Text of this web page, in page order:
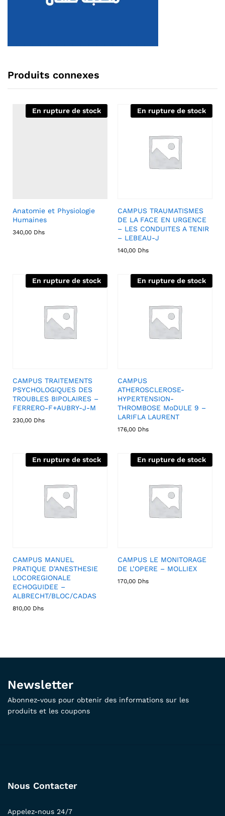
Produits connexes
En rupture de stock
Anatomie et Physiologie
Humaines
340,00 Dhs
En rupture de stock
CAMPUS TRAUMATISMES
DE LA FACE EN URGENCE
– LES CONDUITES A TENIR
– LEBEAU-J
140,00 Dhs
En rupture de stock
CAMPUS TRAITEMENTS
PSYCHOLOGIQUES DES
TROUBLES BIPOLAIRES –
FERRERO-F+AUBRY-J-M
230,00 Dhs
En rupture de stock
CAMPUS
ATHEROSCLEROSE-
HYPERTENSION-
THROMBOSE MoDULE 9 –
LARIFLA LAURENT
176,00 Dhs
En rupture de stock
CAMPUS MANUEL
PRATIQUE D’ANESTHESIE
LOCOREGIONALE
ECHOGUIDEE –
ALBRECHT/BLOC/CADAS
810,00 Dhs
En rupture de stock
CAMPUS LE MONITORAGE
DE L’OPERE – MOLLIEX
170,00 Dhs
Newsletter
Abonnez-vous pour obtenir des informations sur les
produits et les coupons
Nous Contacter
Appelez-nous 24/7